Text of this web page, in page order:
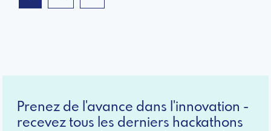
Prenez de l'avance dans l'innovation -
recevez tous les derniers hackathons